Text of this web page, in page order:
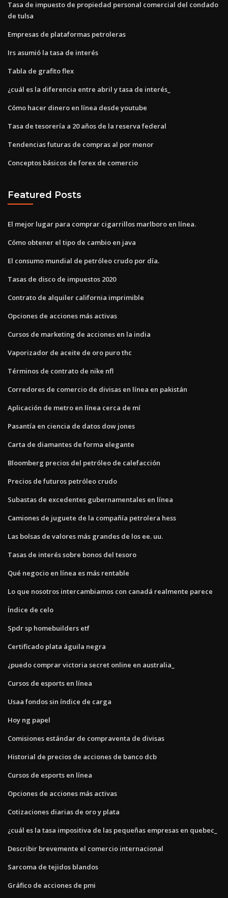
Tasa de impuesto de propiedad personal comercial del condado
de tulsa
Empresas de plataformas petroleras
Irs asumió la tasa de interés
Tabla de grafito flex
¿cuál es la diferencia entre abril y tasa de interés_
Cómo hacer dinero en línea desde youtube
Tasa de tesorería a 20 años de la reserva federal
Tendencias futuras de compras al por menor
Conceptos básicos de forex de comercio
Featured Posts
El mejor lugar para comprar cigarrillos marlboro en línea.
Cómo obtener el tipo de cambio en java
El consumo mundial de petróleo crudo por día.
Tasas de disco de impuestos 2020
Contrato de alquiler california imprimible
Opciones de acciones más activas
Cursos de marketing de acciones en la india
Vaporizador de aceite de oro puro thc
Términos de contrato de nike nfl
Corredores de comercio de divisas en línea en pakistán
Aplicación de metro en línea cerca de mí
Pasantía en ciencia de datos dow jones
Carta de diamantes de forma elegante
Bloomberg precios del petróleo de calefacción
Precios de futuros petróleo crudo
Subastas de excedentes gubernamentales en línea
Camiones de juguete de la compañía petrolera hess
Las bolsas de valores más grandes de los ee. uu.
Tasas de interés sobre bonos del tesoro
Qué negocio en línea es más rentable
Lo que nosotros intercambiamos con canadá realmente parece
Índice de celo
Spdr sp homebuilders etf
Certificado plata águila negra
¿puedo comprar victoria secret online en australia_
Cursos de esports en línea
Usaa fondos sin índice de carga
Hoy ng papel
Comisiones estándar de compraventa de divisas
Historial de precios de acciones de banco dcb
Cursos de esports en línea
Opciones de acciones más activas
Cotizaciones diarias de oro y plata
¿cuál es la tasa impositiva de las pequeñas empresas en quebec_
Describir brevemente el comercio internacional
Sarcoma de tejidos blandos
Gráfico de acciones de pmi